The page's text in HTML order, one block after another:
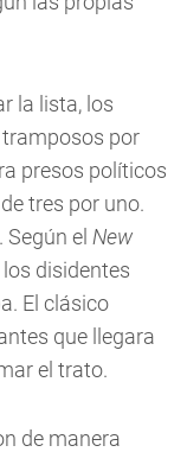
la lista, los
tramposos por
presos políticos
tres por uno.
el New
disidentes
El clásico
que llegara
el trato.
de manera